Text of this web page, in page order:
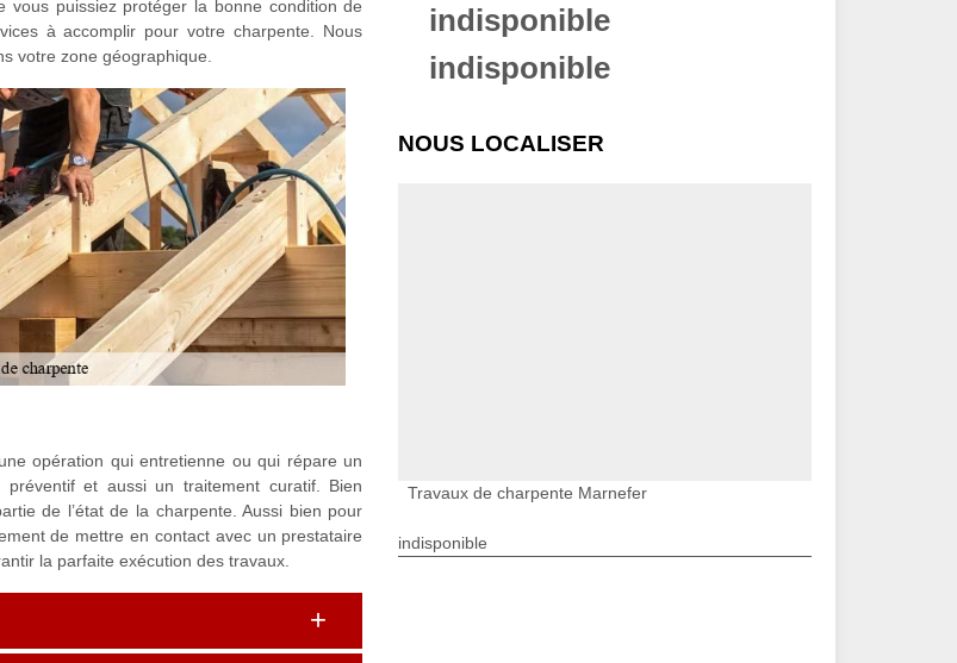
vous puissiez protéger la bonne condition de
à accomplir pour votre charpente. Nous
votre zone géographique.
opération qui entretienne ou qui répare un
et aussi un traitement curatif. Bien
de l’état de la charpente. Aussi bien pour
de mettre en contact avec un prestataire
la parfaite exécution des travaux.
indisponible
indisponible
NOUS LOCALISER
Travaux de charpente Marnefer
indisponible